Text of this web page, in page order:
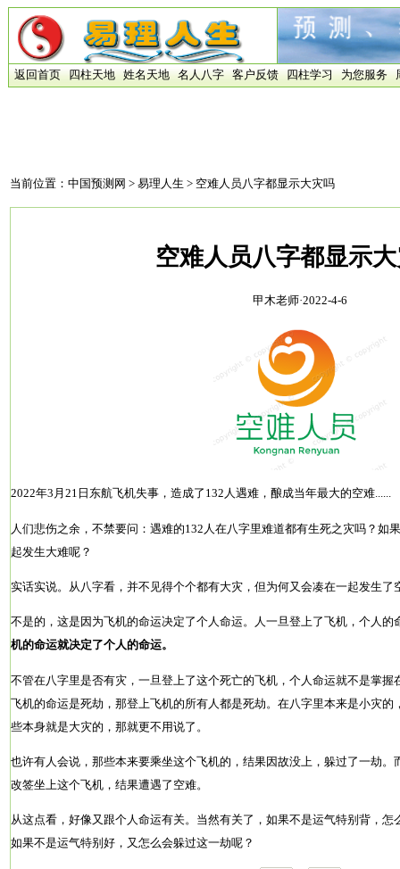
返回首页 四柱天地 姓名天地 名人八字 客户反馈 四柱学习 为您服务
当前位置： 中国预测网 > 易理人生 > 空难人员八字都显示大灾吗
空难人员八字都显示
甲木老师·2022-4-6
2022年3月21日东航飞机失事，造成了132人遇难，酿成当年最大的空难......
人们悲伤之余，不禁要问：遇难的132人在八字里难道都有生死之灾吗？如
起发生大难呢？
实话实说。从八字看，并不见得个个都有大灾，但为何又会凑在一起发生了
不是的，这是因为飞机的命运决定了个人命运。人一旦登上了飞机，个人的
机的命运就决定了个人的命运。
不管在八字里是否有灾，一旦登上了这个死亡的飞机，个人命运就不是掌
飞机的命运是死劫，那登上飞机的所有人都是死劫。在八字里本来是小灾
些本身就是大灾的，那就更不用说了。
也许有人会说，那些本来要乘坐这个飞机的，结果因故没上，躲过了一劫
改签坐上这个飞机，结果遭遇了空难。
从这点看，好像又跟个人命运有关。当然有关了，如果不是运气特别背，
如果不是运气特别好，又怎么会躲过这一劫呢？